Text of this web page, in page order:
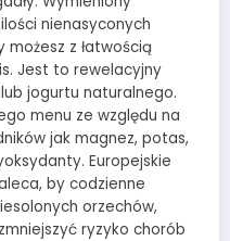
nienasyconych
możesz z łatwością
Jest to rewelacyjny
jogurtu naturalnego.
menu ze względu na
jak magnez, potas,
Europejskie
by codzienne
orzechów,
ryzyko chorób